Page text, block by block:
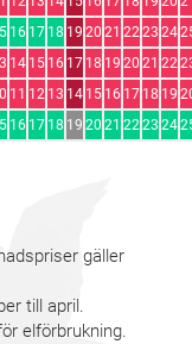
16 17 18 19 20 21 2223 24
14 15 16 17 18 19 20 21 22
11 12 13 14 15 16 17 18 19
16 17 18 19 20 21 2223 24
gäller
till april.
elförbrukning.